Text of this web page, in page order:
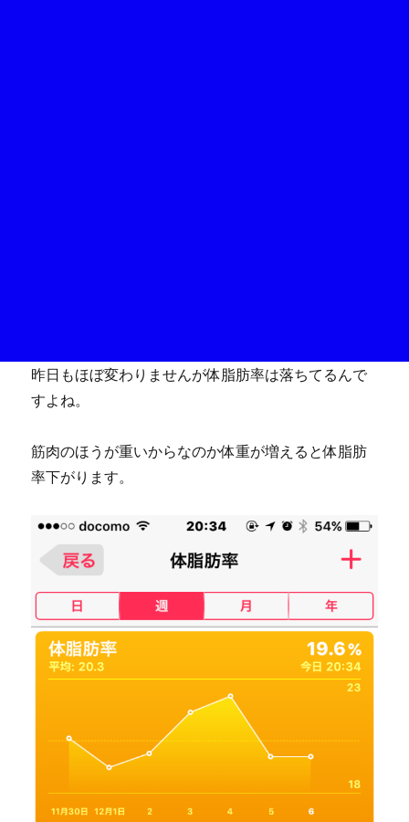
昨日もほぼ変わりませんが体脂肪率は落ちてるんで
すよね。
筋肉のほうが重いからなのか体重が増えると体脂肪
率下がります。